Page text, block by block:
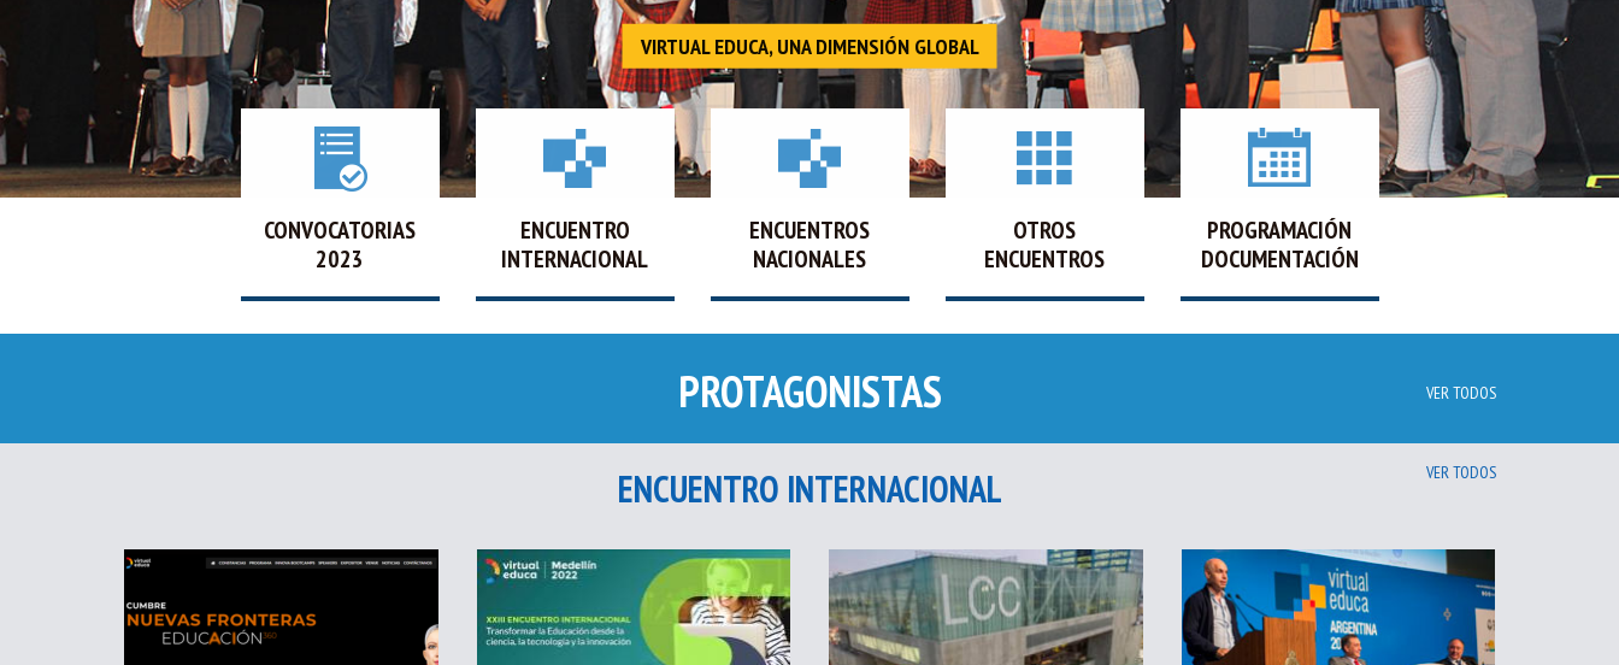
VIRTUAL EDUCA, UNA DIMENSIÓN GLOBAL
CONVOCATORIAS
2023
ENCUENTRO
INTERNACIONAL
ENCUENTROS
NACIONALES
OTROS
ENCUENTROS
PROGRAMACIÓN
DOCUMENTACIÓN
VER TODOS
PROTAGONISTAS
ENCUENTRO INTERNACIONAL VER TODOS